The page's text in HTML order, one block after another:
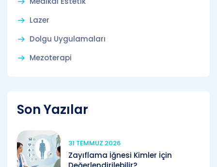
Lazer
Dolgu Uygulamaları
Mezoterapi
Son Yazılar
31 TEMMUZ 2026
Zayıflama İğnesi Kimler İçin